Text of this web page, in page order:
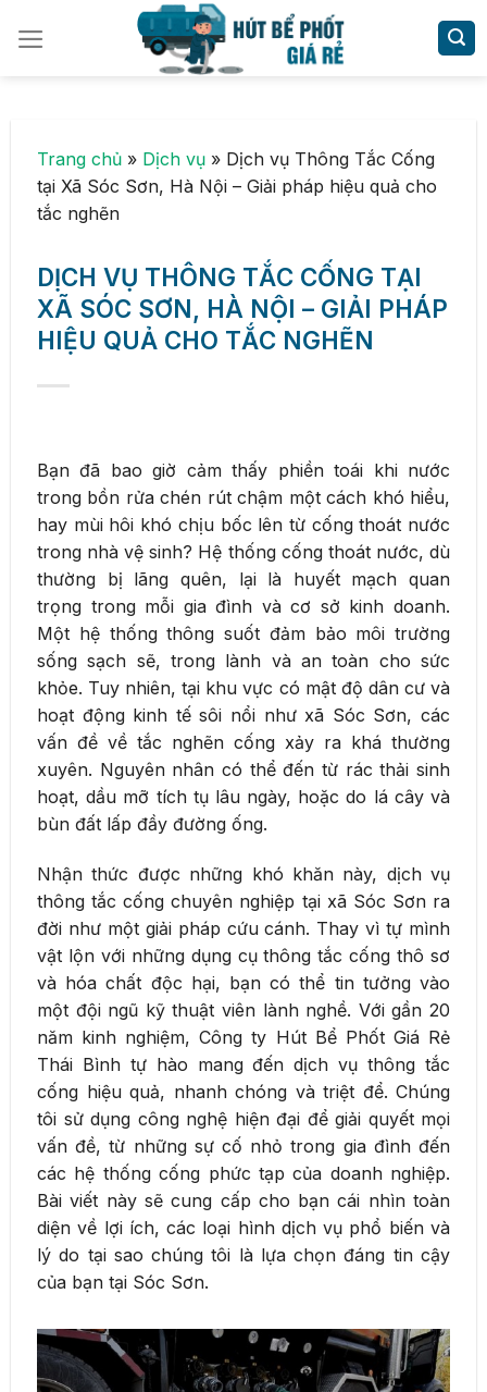
Trang chủ » Dịch vụ » Dịch vụ Thông Tắc Cống
tại Xã Sóc Sơn, Hà Nội – Giải pháp hiệu quả cho
tắc nghẽn
DỊCH VỤ THÔNG TẮC CỐNG TẠI
XÃ SÓC SƠN, HÀ NỘI – GIẢI PHÁP
HIỆU QUẢ CHO TẮC NGHẼN
Bạn đã bao giờ cảm thấy phiền toái khi nước
trong bồn rửa chén rút chậm một cách khó hiểu,
hay mùi hôi khó chịu bốc lên từ cống thoát nước
trong nhà vệ sinh? Hệ thống cống thoát nước, dù
thường bị lãng quên, lại là huyết mạch quan
trọng trong mỗi gia đình và cơ sở kinh doanh.
Một hệ thống thông suốt đảm bảo môi trường
sống sạch sẽ, trong lành và an toàn cho sức
khỏe. Tuy nhiên, tại khu vực có mật độ dân cư và
hoạt động kinh tế sôi nổi như xã Sóc Sơn, các
vấn đề về tắc nghẽn cống xảy ra khá thường
xuyên. Nguyên nhân có thể đến từ rác thải sinh
hoạt, dầu mỡ tích tụ lâu ngày, hoặc do lá cây và
bùn đất lấp đầy đường ống.
Nhận thức được những khó khăn này, dịch vụ
thông tắc cống chuyên nghiệp tại xã Sóc Sơn ra
đời như một giải pháp cứu cánh. Thay vì tự mình
vật lộn với những dụng cụ thông tắc cống thô sơ
và hóa chất độc hại, bạn có thể tin tưởng vào
một đội ngũ kỹ thuật viên lành nghề. Với gần 20
năm kinh nghiệm, Công ty Hút Bể Phốt Giá Rẻ
Thái Bình tự hào mang đến dịch vụ thông tắc
cống hiệu quả, nhanh chóng và triệt để. Chúng
tôi sử dụng công nghệ hiện đại để giải quyết mọi
vấn đề, từ những sự cố nhỏ trong gia đình đến
các hệ thống cống phức tạp của doanh nghiệp.
Bài viết này sẽ cung cấp cho bạn cái nhìn toàn
diện về lợi ích, các loại hình dịch vụ phổ biến và
lý do tại sao chúng tôi là lựa chọn đáng tin cậy
của bạn tại Sóc Sơn.